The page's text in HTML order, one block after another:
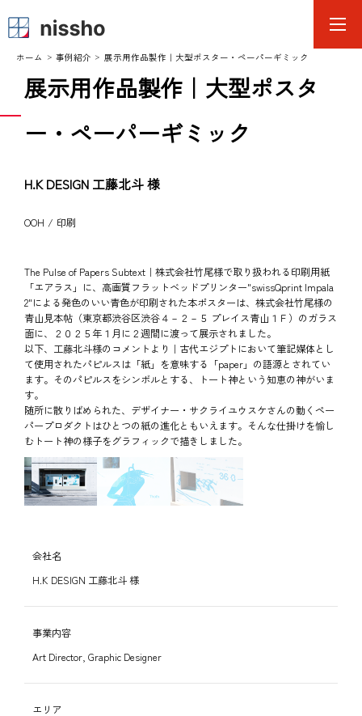
ホーム 事例紹介 展示用作品製作｜大型ポスター・ペーパーギミック
展示用作品製作｜大型ポスタ
ー・ペーパーギミック
H.K DESIGN 工藤北斗 様
OOH 印刷
The Pulse of Papers Subtext｜株式会社竹尾様で取り扱われる印刷用紙
「エアラス」に、高画質フラットベッドプリンター"swissQprint Impala
2"による発色のいい青色が印刷された本ポスターは、株式会社竹尾様の
青山見本帖（東京都渋谷区渋谷４－２－５ プレイス青山１Ｆ）のガラス
面に、２０２５年１月に２週間に渡って展示されました。
以下、工藤北斗様のコメントより｜古代エジプトにおいて筆記媒体とし
て使用されたパピルスは「紙」を意味する「paper」の語源とされてい
ます。そのパピルスをシンボルとする、トート神という知恵の神がいま
す。
随所に散りばめられた、デザイナー・サクライユウスケさんの動くペー
パープロダクトはひとつの紙の進化ともいえます。そんな仕掛けを愉し
むトート神の様子をグラフィックで描きしました。
会社名
H.K DESIGN 工藤北斗 様
事業内容
Art Director, Graphic Designer
エリア